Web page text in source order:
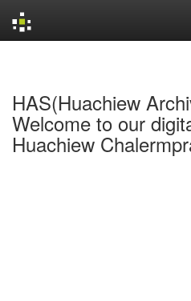
HAS(Huachiew
Welcome to our
Huachiew